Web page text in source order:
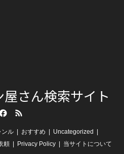
さん検索サイト
ンル おすすめ
Uncategorized
頼 Privacy Policy 当サイトについて